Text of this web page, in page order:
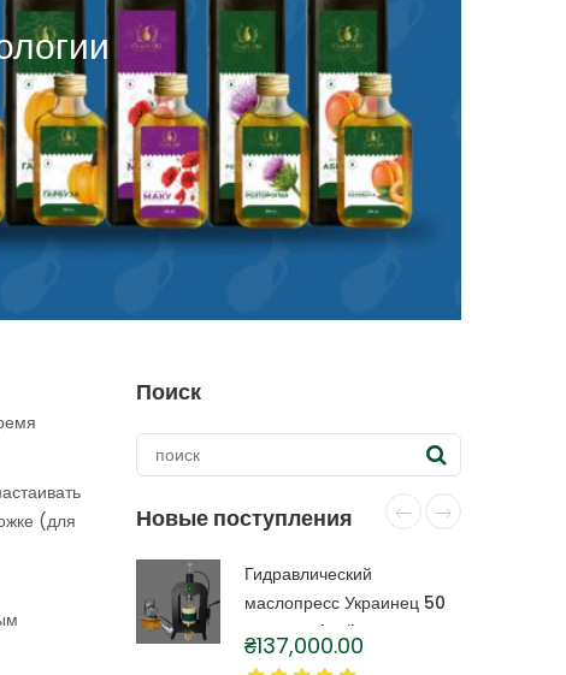
(для
Поиск
Новые поступления
Гидравлический
маслопресс Украинец 50
тонн CraftOil с
капролоновой бочкой 6
₴137,000.00